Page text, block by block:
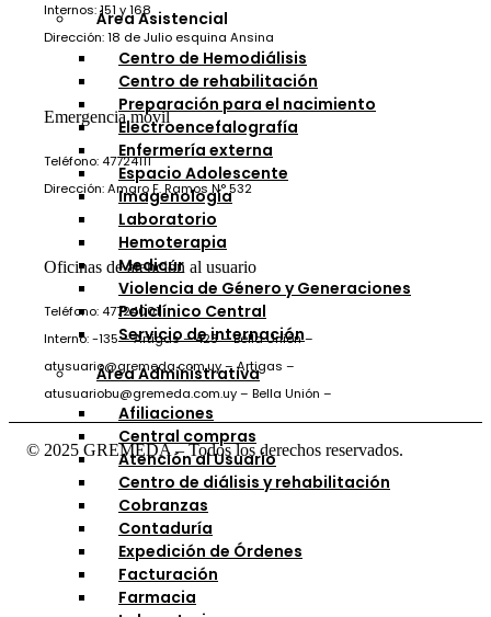
Área Asistencial
Centro de Hemodiálisis
Centro de rehabilitación
Preparación para el nacimiento
Electroencefalografía
Enfermería externa
Espacio Adolescente
Imagenología
Laboratorio
Hemoterapia
Medicur
Violencia de Género y Generaciones
Policlínico Central
Servicio de internación
Área Administrativa
Afiliaciones
Central compras
Atención al Usuario
Centro de diálisis y rehabilitación
Cobranzas
Contaduría
Expedición de Órdenes
Facturación
Farmacia
Internos: 151 y 168
Dirección: 18 de Julio esquina Ansina
Emergencia móvil
Teléfono: 47724111
Dirección: Amaro F. Ramos N° 532
Oficinas de atención al usuario
Teléfono: 47724001
Interno: -135 – Artigas – 423 – Bella Unión –
atusuario@gremeda.com.uy – Artigas –
atusuariobu@gremeda.com.uy – Bella Unión –
© 2025 GREMEDA – Todos los derechos reservados.